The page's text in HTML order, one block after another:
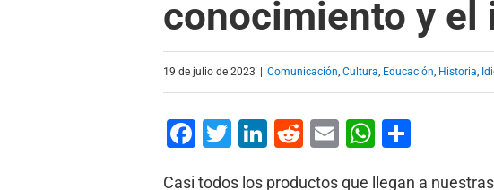
conocimiento y el
19 de julio de 2023 Comunicación, Cultura, Educación, Historia,
Facebook
Twitter
LinkedIn
Reddit
EmailWhatsApp
Casi todos los productos que llegan a